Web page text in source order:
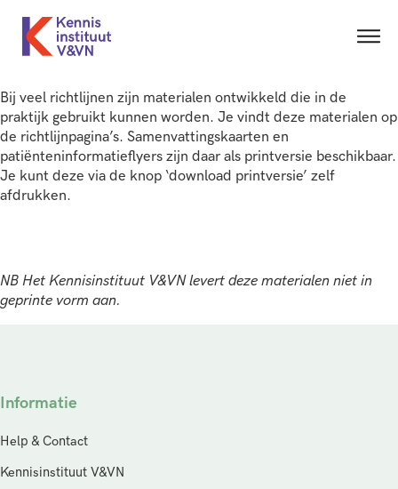
Bij veel richtlijnen zijn materialen ontwikkeld die in de
praktijk gebruikt kunnen worden. Je vindt deze materialen op
de richtlijnpagina’s. Samenvattingskaarten en
patiënteninformatieflyers zijn daar als printversie beschikbaar.
Je kunt deze via de knop ‘download printversie’ zelf
afdrukken.
NB Het Kennisinstituut V&VN levert deze materialen niet in
geprinte vorm aan.
Informatie
Help & Contact
Kennisinstituut V&VN